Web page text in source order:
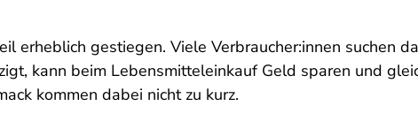
erheblich gestiegen. Viele Verbraucher:innen suchen
kann beim Lebensmitteleinkauf Geld sparen und
kommen dabei nicht zu kurz.